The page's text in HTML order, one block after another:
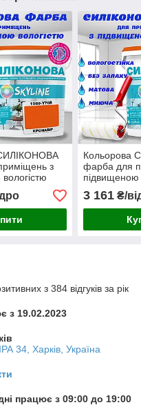
з
SkyLine
л
Кольорова
фарба для
підвищеною
миюча
матова
Кронавір 5 л
3 161₴/
з 384 відгуків за рік
з 19.02.2023
34, Харків, Україна
працює з 09:00 до 19:00